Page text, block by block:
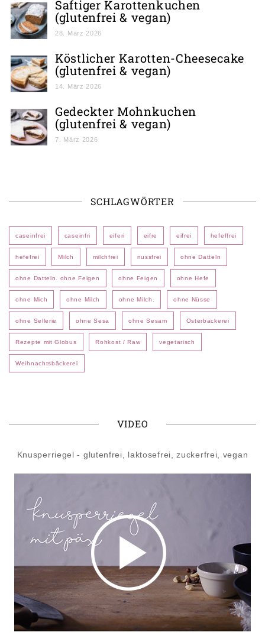
Saftiger Karottenkuchen
(glutenfrei & vegan)
28. März 2026
Köstlicher Karotten-Cheesecake
(glutenfrei & vegan)
14. März 2026
Gedeckter Mohnkuchen
(glutenfrei & vegan)
7. März 2026
SCHLAGWÖRTER
caseinfrei caseinfri eiferi eifre eifrei hefeffrei
hefefrei Milch milchfrei nussfrei ohne Datteln
ohne Datteln. ohne Feigen ohne Feigen ohne Hefe
ohne Mich ohne Milch ohne Milch. ohne Nüsse
ohne Sellerie ohne Sesa ohne Sesam Osterbäckerei
Rezepte mit Globus Rohkost / Raw vegetarisch
Weihnachtsbäckerei
VIDEO
Knusperriegel - glutenfrei, laktosefrei, zuckerfrei, vegan